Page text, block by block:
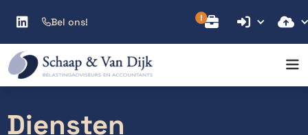
Bel ons!
  
Diensten